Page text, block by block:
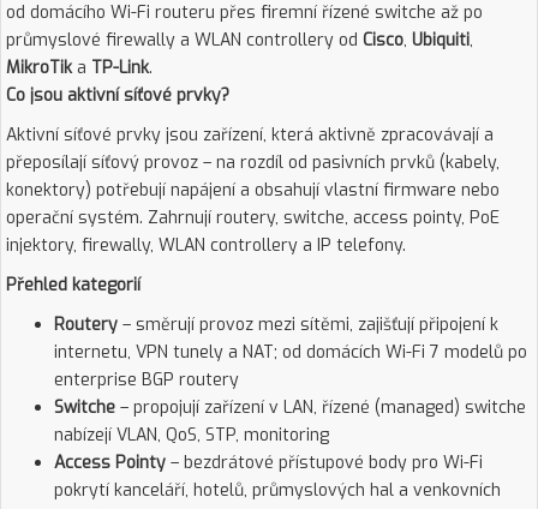
od domácího Wi-Fi routeru přes firemní řízené switche až po
průmyslové firewally a WLAN controllery od Cisco, Ubiquiti,
MikroTika TP-Link.
Co jsou aktivní síťové prvky?
Aktivní síťové prvky jsou zařízení, která aktivně zpracovávají a
přeposílají síťový provoz – na rozdíl od pasivních prvků (kabely,
konektory) potřebují napájení a obsahují vlastní firmware nebo
operační systém. Zahrnují routery, switche, access pointy, PoE
injektory, firewally, WLAN controllery a IP telefony.
Přehled kategorií
Routery – směrují provoz mezi sítěmi, zajišťují připojení k
internetu, VPN tunely a NAT; od domácích Wi-Fi 7 modelů po
enterprise BGP routery
Switche – propojují zařízení v LAN, řízené (managed) switche
nabízejí VLAN, QoS, STP, monitoring
Access Pointy – bezdrátové přístupové body pro Wi-Fi
pokrytí kanceláří, hotelů, průmyslových hal a venkovních